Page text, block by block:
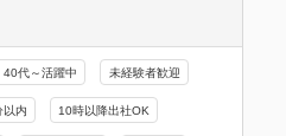
40代～活躍中 未経験者歓迎
以内 10時以降出社OK